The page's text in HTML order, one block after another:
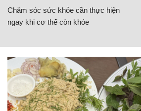
Chăm sóc sức khỏe cần thực hiện
ngay khi cơ thể còn khỏe